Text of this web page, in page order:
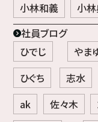
小林和義
小
社員ブログ
ひでじ
やま
ひぐち
志水
ak
佐々木